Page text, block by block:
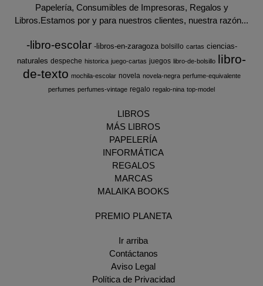
Papelería, Consumibles de Impresoras, Regalos y
Libros.Estamos por y para nuestros clientes, nuestra razón...
-libro-escolar -libros-en-zaragoza bolsillo cartas ciencias-
naturales despeche historica juego-cartas juegos libro-de-bolsillo libro-
de-texto mochila-escolar novela novela-negra perfume-equivalente
perfumes perfumes-vintage regalo regalo-nina top-model
LIBROS
MÁS LIBROS
PAPELERÍA
INFORMÁTICA
REGALOS
MARCAS
MALAIKA BOOKS
PREMIO PLANETA
Ir arriba
Contáctanos
Aviso Legal
Política de Privacidad